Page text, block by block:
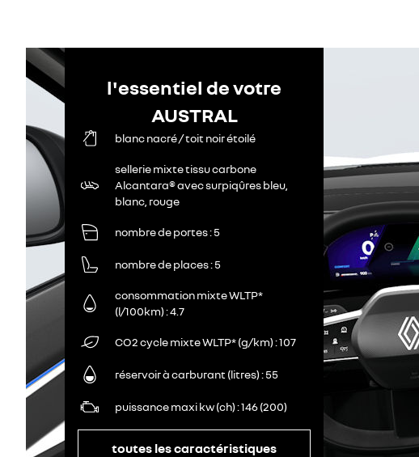
l'essentiel de votre
AUSTRAL
blanc nacré / toit noir étoilé
sellerie mixte tissu carbone
Alcantara® avec surpiqûres bleu,
blanc, rouge
nombre de portes 5
nombre de places 5
consommation mixte WLTP*
(l/100km) 4.7
CO2 cycle mixte WLTP* (g/km) 107
réservoir à carburant (litres) 55
puissance maxi kw (ch) 146 (200)
toutes les caractéristiques